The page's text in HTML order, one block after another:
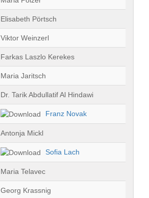
Elisabeth Pörtsch
Viktor Weinzerl
Farkas Laszlo Kerekes
Maria Jaritsch
Dr. Tarik Abdullatif Al Hindawi
Franz Novak
Antonja Mickl
Sofia Lach
Maria Telavec
Georg Krassnig